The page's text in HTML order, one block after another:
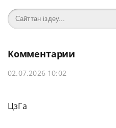
Комментарии
02.07.2026 10:02
ЦзГа